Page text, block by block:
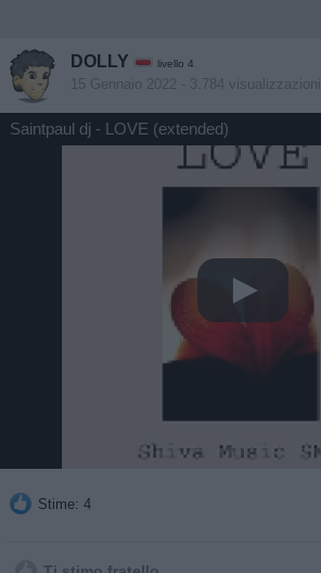
DOLLY livello 4
15 Gennaio 2022 - 3.784 visualizzazioni
Saintpaul dj - LOVE (extended)
Stime: 4